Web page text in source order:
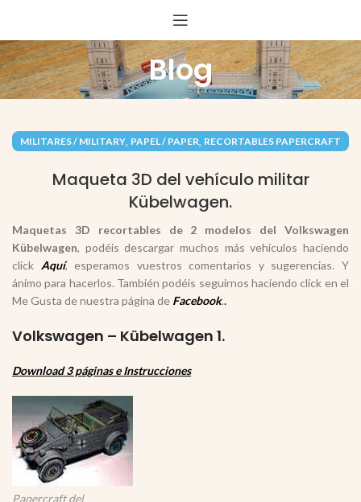
Blog
MILITARES / MILITARY, PAPEL / PAPER, RECORTABLES PAPERCRAFT
Maqueta 3D del vehículo militar
Kübelwagen.
Maquetas 3D recortables de 2 modelos del
Volkswagen
Kübelwagen, podéis descargar muchos más vehículos haciendo
click Aquí, esperamos vuestros comentarios y sugerencias. Y
ánimo para hacerlos. También podéis seguirnos haciendo click en el
Me Gusta de nuestra página de Facebook..
Volkswagen – Kübelwagen 1.
Download 3 páginas e Instrucciones
Papercraft del